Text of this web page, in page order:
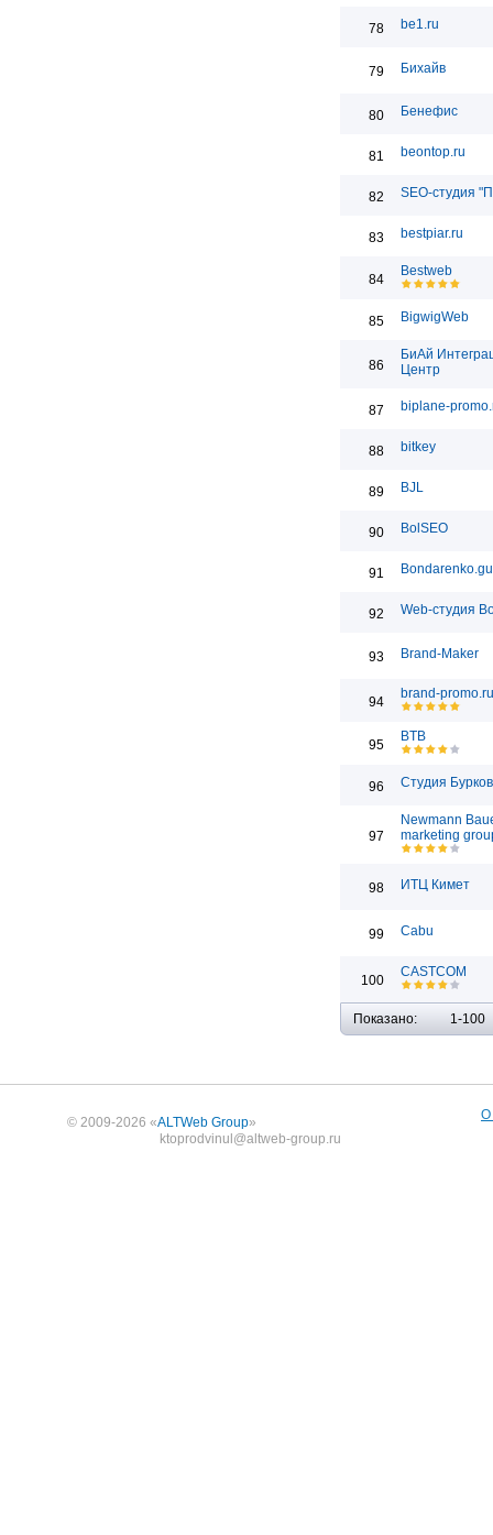
78 be1.ru
79 Бихайв
80 Бенефис
81 beontop.ru
82 SEO-студия
83 bestpiar.ru
84
Bestweb
85 BigwigWeb
86
БиАй
Центр
87 biplane-
88 bitkey
89 BJL
90 BolSEO
91
92 Web-студия
93 Brand-Maker
94
brand-promo.ru
95
BTB
96 Студия
97
Newmann
marketing
98 ИТЦ Кимет
99 Cabu
100
CASTCOM
Показано: 1-100
© 2009-2026 «ALTWeb Group»
ktoprodvinul@altweb-group.ru
О